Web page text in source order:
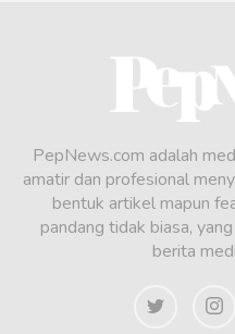
PepNews.com adalah
amatir dan profesional
bentuk artikel mapun
pandang tidak biasa,
berita